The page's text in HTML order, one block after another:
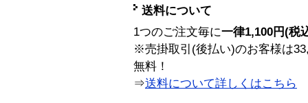
送料について
1つのご注文毎に一律1,100円(税
※売掛取引(後払い)のお客様は
無料！
⇒送料について詳しくはこちら